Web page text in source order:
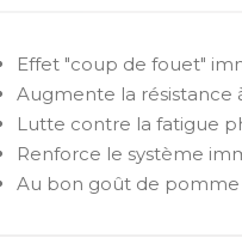
Effet "coup de fouet"
Augmente la résistance
Lutte contre la fatigue
Renforce le système
Au bon goût de pomme